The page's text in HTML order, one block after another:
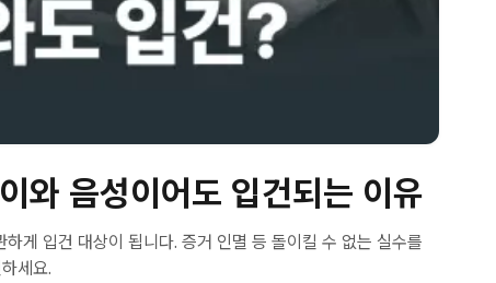
와 음성이어도 입건되는 이유
게 입건 대상이 됩니다. 증거 인멸 등 돌이킬 수 없는 실수를
세요.